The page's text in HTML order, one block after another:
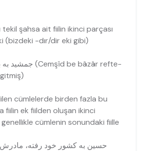
şahsa ait fiilin ikinci parçası
cümlelerde birden fazla bu
fiilin ek fiilden oluşan ikinci
cümlenin sonundaki fiille
حسين به كشور خود رفته، مادرش